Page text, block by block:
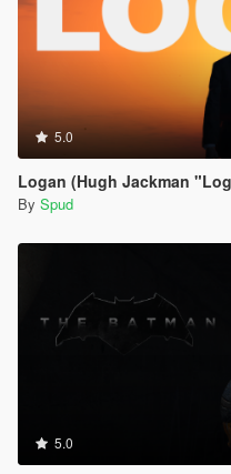
5.0
Logan (Hugh Jackman
By Spud
5.0